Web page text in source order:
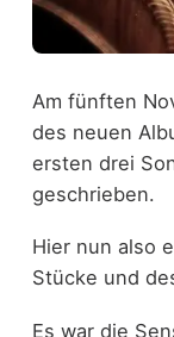
Am fünften
des neuen
ersten drei
geschrieben.
Hier nun also
Stücke und
Es war die